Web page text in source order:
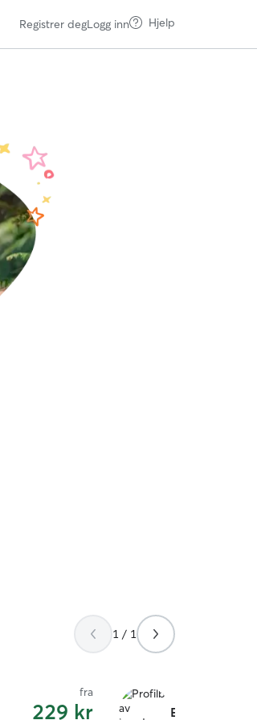
Registrer degLogg inn Hjelp
1 / 1
fra
229 kr Emre S.